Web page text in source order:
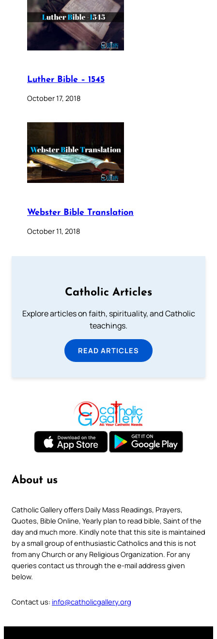
Luther Bible – 1545
October 17, 2018
Webster Bible Translation
October 11, 2018
Catholic Articles
Explore articles on faith, spirituality, and Catholic
teachings.
READ ARTICLES
About us
Catholic Gallery offers Daily Mass Readings, Prayers,
Quotes, Bible Online, Yearly plan to read bible, Saint of the
day and much more. Kindly note that this site is maintained
by a small group of enthusiastic Catholics and this is not
from any Church or any Religious Organization. For any
queries contact us through the e-mail address given
below.
Contact us: info@catholicgallery.org